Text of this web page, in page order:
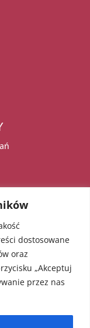
dostosowane
oraz
„Akceptuj
przez nas
jest:
prowadzący
EcoAngel
pod adresem
60-681
052241855